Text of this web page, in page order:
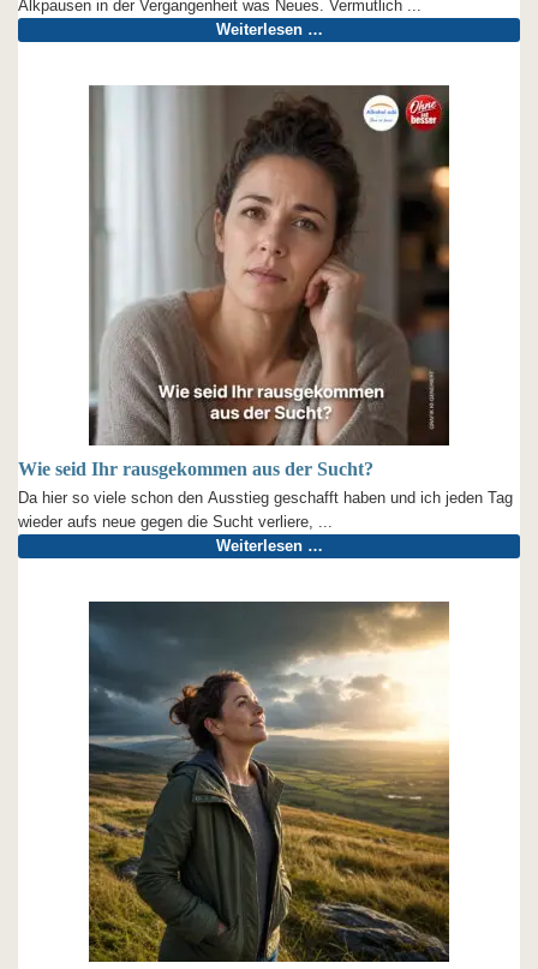
Alkpausen in der Vergangenheit was Neues. Vermutlich ...
Weiterlesen …
Wie seid Ihr rausgekommen aus der Sucht?
Da hier so viele schon den Ausstieg geschafft haben und ich jeden Tag
wieder aufs neue gegen die Sucht verliere, ...
Weiterlesen …